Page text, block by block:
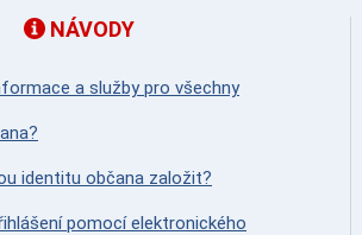
NÁVODY
a služby pro všechny
identitu občana založit?
pomocí elektronického